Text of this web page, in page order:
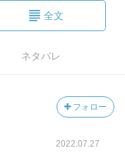
全文
ネタバレ
フォロー
2022.07.27